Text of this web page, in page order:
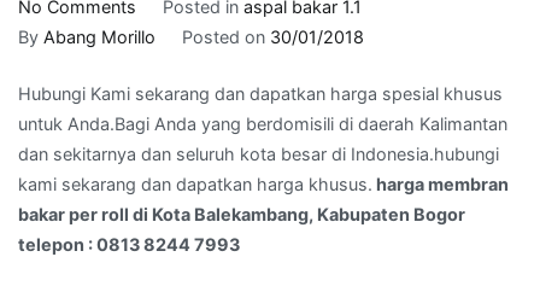
No Comments
harga
bakar
per
roll
di
Kota
Balekambang,
Posted in aspal bakar 1.1
By Abang Morillo Posted on 30/01/2018
Hubungi Kami sekarang dan dapatkan harga spesial khusus
untuk Anda.Bagi Anda yang berdomisili di daerah Kalimantan
dan sekitarnya dan seluruh kota besar di Indonesia.hubungi
kami sekarang dan dapatkan harga khusus. harga membran
bakar per roll di Kota Balekambang, Kabupaten Bogor
telepon : 0813 8244 7993